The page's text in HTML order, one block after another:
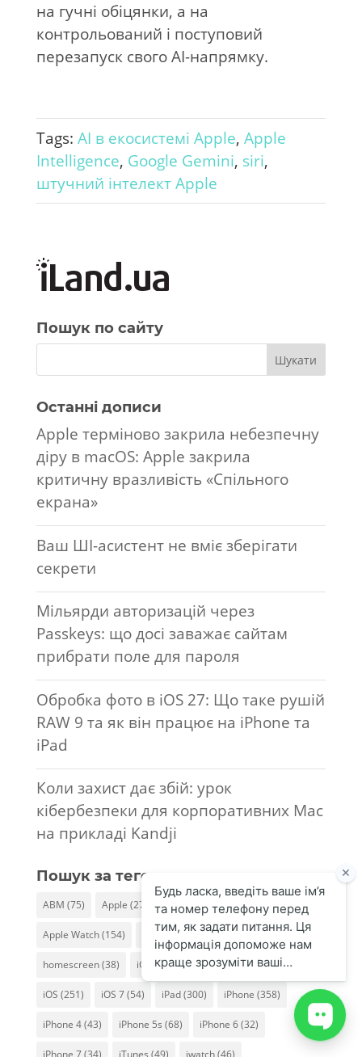
на гучні обіцянки, а на
контрольований і поступовий
перезапуск свого AI-напрямку.
Tags: AI в екосистемі Apple, Apple
Intelligence, Google Gemini, siri,
штучний інтелект Apple
Пошук по сайту
Останні дописи
Apple терміново закрила небезпечну
діру в macOS: Apple закрила
критичну вразливість «Спільного
екрана»
Ваш ШІ-асистент не вміє зберігати
секрети
Мільярди авторизацій через
Passkeys: що досі заважає сайтам
прибрати поле для пароля
Обробка фото в iOS 27: Що таке рушій
RAW 9 та як він працює на iPhone та
iPad
Коли захист дає збій: урок
кібербезпеки для корпоративних Mac
на прикладі Kandji
Пошук за тегом
ABM (75) Apple (276) Apple TV (56)
Apple Watch(154) App Store(39) Business(55)
homescreen(38) iCloud(40) iLand(72) iMac(62)
iOS (251) iOS 7(54) iPad(300) iPhone (358)
iPhone 4(43) iPhone 5s (68) iPhone 6(32)
iPhone 7(34) iTunes (49) iwatch(46)